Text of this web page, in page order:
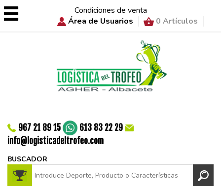
Condiciones de venta
Área de Usuarios
0 Artículos
967 21 89 15
613 83 22 29
info@logisticadeltrofeo.com
BUSCADOR